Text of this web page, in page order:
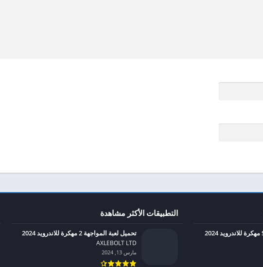
التطبيقات الأكثر مشاهدة
تحميل لعبة المواجهة 2 مهكرة للاندرويد 2024
AXLEBOLT LTD‏
مارس 13, 2024